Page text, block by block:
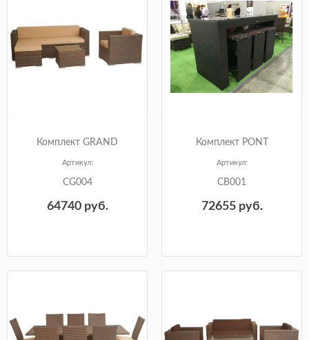
Комплект GRAND
Артикул:
CG004
64740руб.
Комплект PONT
Артикул:
CB001
72655руб.